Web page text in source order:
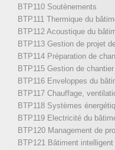
BTP110 Soutènements
BTP111 Thermique du
BTP112 Acoustique du
BTP113 Gestion de projet
BTP114 Préparation de
BTP115 Gestion de chantier
BTP116 Enveloppes du
BTP117 Chauffage,
BTP118 Systèmes
BTP119 Electricité du
BTP120 Management de
BTP121 Bâtiment